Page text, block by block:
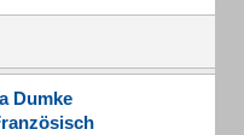
Dumke